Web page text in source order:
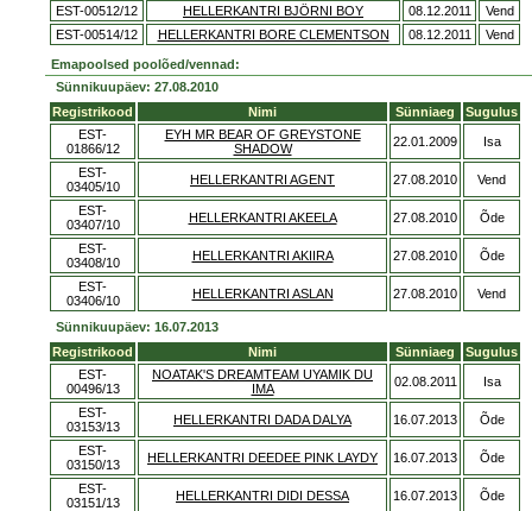
EST-00512/12
HELLERKANTRI BJÖRNI BOY 08.12.2011
Vend
EST-00514/12
HELLERKANTRI BORE CLEMENTSON 08.12.2011 Vend
Emapoolsed poolõed/vennad:
Sünnikuupäev: 27.08.2010
Registrikood
Nimi Sünniaeg
Sugulus
EST-
01866/12
EYH MR BEAR OF GREYSTONE
SHADOW
22.01.2009 Isa
EST-
03405/10
HELLERKANTRI AGENT 27.08.2010 Vend
EST-
03407/10
HELLERKANTRI AKEELA 27.08.2010 Õde
EST-
03408/10
HELLERKANTRI AKIIRA 27.08.2010 Õde
EST-
03406/10
HELLERKANTRI ASLAN 27.08.2010 Vend
Sünnikuupäev: 16.07.2013
Registrikood
Nimi Sünniaeg
Sugulus
EST-
00496/13
NOATAK'S DREAMTEAM UYAMIK DU
IMA
02.08.2011 Isa
EST-
03153/13
HELLERKANTRI DADA DALYA 16.07.2013 Õde
EST-
03150/13
HELLERKANTRI DEEDEE PINK LAYDY 16.07.2013 Õde
EST-
03151/13
HELLERKANTRI DIDI DESSA 16.07.2013 Õde